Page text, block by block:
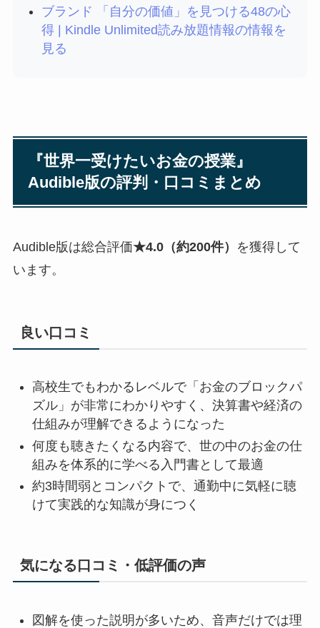
ブランド 「自分の価値」を見つける48の心
得 | Kindle Unlimited読み放題情報の情報を
見る
『世界一受けたいお金の授業』
Audible版の評判・口コミまとめ
Audible版は総合評価★4.0（約200件）
を獲得して
います。
良い口コミ
高校生でもわかるレベルで「お金のブロックパ
ズル」が非常にわかりやすく、決算書や経済の
仕組みが理解できるようになった
何度も聴きたくなる内容で、世の中のお金の仕
組みを体系的に学べる入門書として最適
約3時間弱とコンパクトで、通勤中に気軽に聴
けて実践的な知識が身につく
気になる口コミ・低評価の声
図解を使った説明が多いため、音声だけでは理